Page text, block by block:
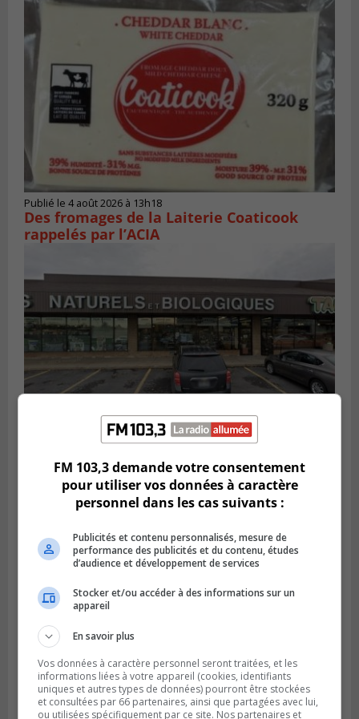
Publié le 4 août 2026 à 13h18
Des fromages de la Laiterie Coaticook
rappelés par l’ACIA
Publié le 2 août 2026 à 23h04
Rappel de quatre produits alimentaires à
Brossard
GREENFIELD PARK
FM 103,3 demande votre consentement
pour utiliser vos données à caractère
personnel dans les cas suivants :
Publicités et contenu personnalisés, mesure de
performance des publicités et du contenu, études
d’audience et développement de services
Stocker et/ou accéder à des informations sur un
appareil
En savoir plus
Vos données à caractère personnel seront traitées, et les
informations liées à votre appareil (cookies, identifiants
uniques et autres types de données) pourront être stockées
et consultées par 66 partenaires, ainsi que partagées avec lui,
ou utilisées spécifiquement par ce site. Nos partenaires et